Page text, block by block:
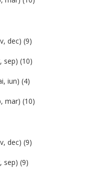
dec) (9)
sep) (10)
iun) (4)
mar) (10)
dec) (9)
sep) (9)